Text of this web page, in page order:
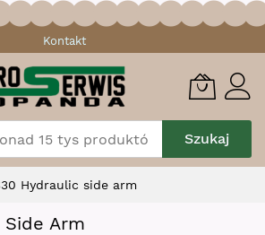
Kontakt
Szukaj
Hydraulic side arm
Arm